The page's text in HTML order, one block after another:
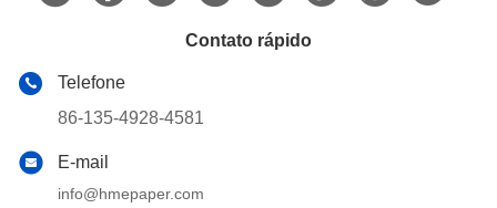
Contato rápido
Telefone
86-135-4928-4581
E-mail
info@hmepaper.com